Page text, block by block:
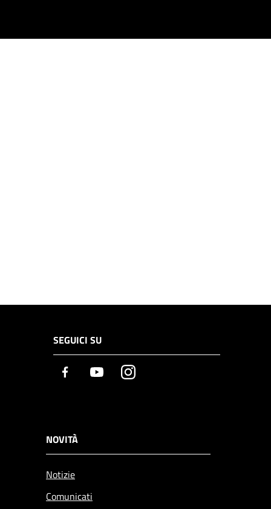
SEGUICI SU
Facebook YoutubeInstagram
NOVITÀ
Notizie
Comunicati